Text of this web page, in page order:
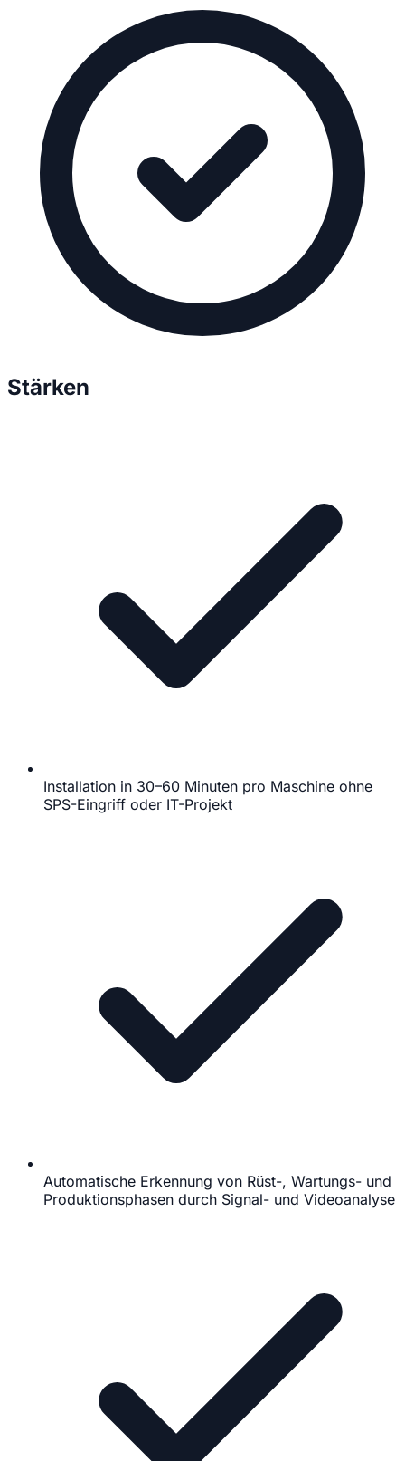
Stärken
Installation in 30–60 Minuten pro Maschine ohne
SPS-Eingriff oder IT-Projekt
Automatische Erkennung von Rüst-, Wartungs- und
Produktionsphasen durch Signal- und Videoanalyse